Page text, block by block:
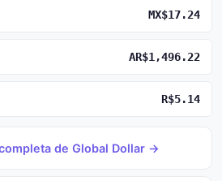
MX$17.24
AR$1,496.22
R$5.14
de Global Dollar →